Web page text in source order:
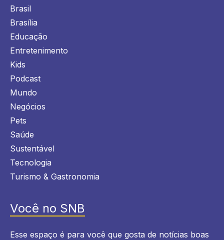
Brasil
Brasília
Educação
Entretenimento
Kids
Podcast
Mundo
Negócios
Pets
Saúde
Sustentável
Tecnologia
Turismo & Gastronomia
Você no SNB
Esse espaço é para você que gosta de notícias boas